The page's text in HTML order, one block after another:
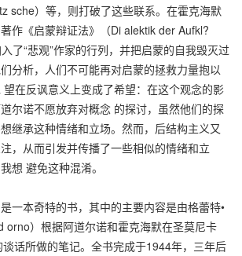
sche）等，则打破了这些联系。在霍克海默
作《启蒙辩证法》（Di alektik der Aufkl?
了“悲观”作家的行列，并把启蒙的自我毁灭过
分析，人们不可能再对启蒙的拯救力量抱以
在反讽意义上变成了希望：在这个观念的影
尔诺不愿放弃对概念 的探讨，虽然他们的探
继承这种情绪和立场。然而，后结构主义又
，从而引发并传播了一些相似的情绪和立
想 避免这种混淆。
本奇特的书，其中的主要内容是由格蕾特•
orno）根据阿道尔诺和霍克海默在圣莫尼卡
谈话所做的笔记。全书完成于1944年，三年后